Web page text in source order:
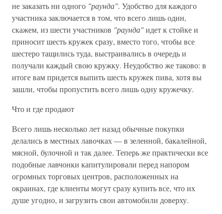
не заказать ни одного "раунда". Удобство для каждого
участника заключается в том, что всего лишь один,
скажем, из шести участников "раунда"идет к стойке и
приносит шесть кружек сразу, вместо того, чтобы все
шестеро тащились туда, выстраивались в очередь и
получали каждый свою кружку. Неудобство же таково: в
итоге вам придется выпить шесть кружек пива, хотя вы
зашли, чтобы пропустить всего лишь одну кружечку.
Что и где продают
Всего лишь несколько лет назад обычные покупки
делались в местных лавочках — в зеленной, бакалейной,
мясной, булочной и так далее. Теперь же практически все
подобные лавчонки капитулировали перед напором
огромных торговых центров, расположенных на
окраинах, где клиенты могут сразу купить все, что их
душе угодно, и загрузить свои автомобили доверху.